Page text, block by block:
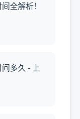
全解析！
多久 - 上